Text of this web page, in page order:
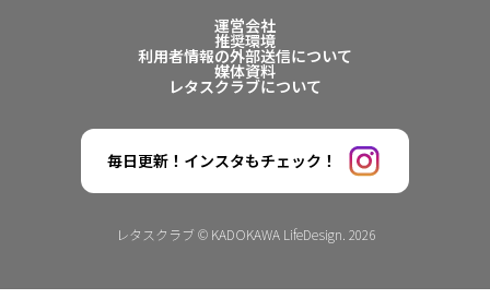
運営会社
推奨環境
利用者情報の外部送信について
媒体資料
レタスクラブについて
毎日更新！インスタもチェック！
レタスクラブ © KADOKAWA LifeDesign. 2026